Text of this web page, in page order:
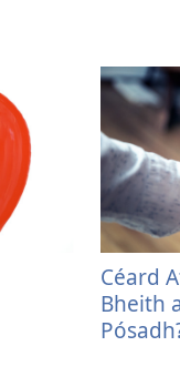
Céard
Bheith